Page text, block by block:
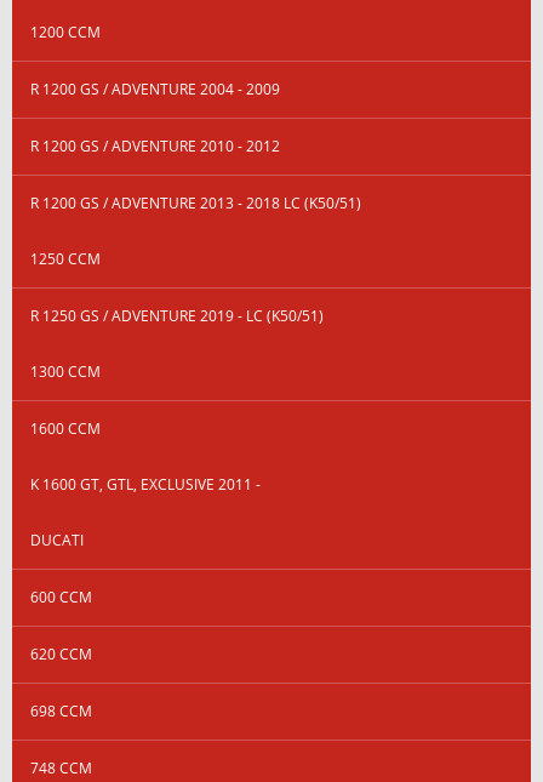
1200 CCM
R 1200 GS / ADVENTURE 2004 - 2009
R 1200 GS / ADVENTURE 2010 - 2012
R 1200 GS / ADVENTURE 2013 - 2018 LC (K50/51)
1250 CCM
R 1250 GS / ADVENTURE 2019 - LC (K50/51)
1300 CCM
1600 CCM
K 1600 GT, GTL, EXCLUSIVE 2011 -
DUCATI
600 CCM
620 CCM
698 CCM
748 CCM